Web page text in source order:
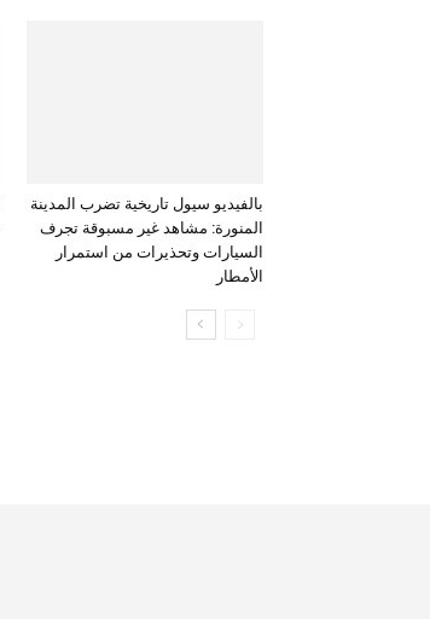
بالفيديو سيول تاريخية تضرب المدينة
المنورة: مشاهد غير مسبوقة تجرف
السيارات وتحذيرات من استمرار
الأمطار